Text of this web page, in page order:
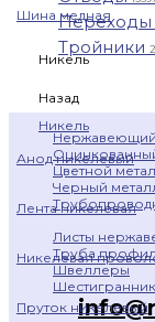
Шина медная
Никель
Назад
Никель
Анод никелевый
Лента никелевая
Никелевая
Пруток никелевый
Переходы
Тройники
Нержавеющий
Цветной
Черный
Листы
Труба
Швеллеры